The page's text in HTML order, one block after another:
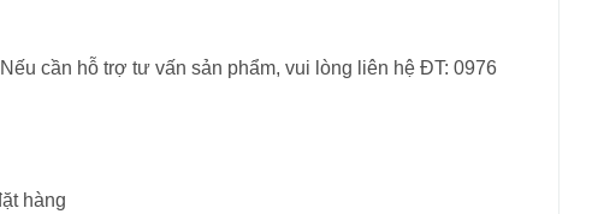
cần hỗ trợ tư vấn sản phẩm, vui lòng liên hệ ĐT: 0976
hàng